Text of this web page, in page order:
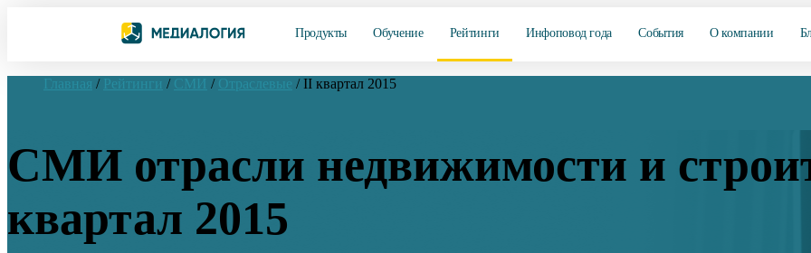
Продукты Обучение Рейтинги Инфоповод года События О компании
Главная / Рейтинги / СМИ / Отраслевые / II квартал 2015
СМИ отрасли недвижимости и
квартал 2015